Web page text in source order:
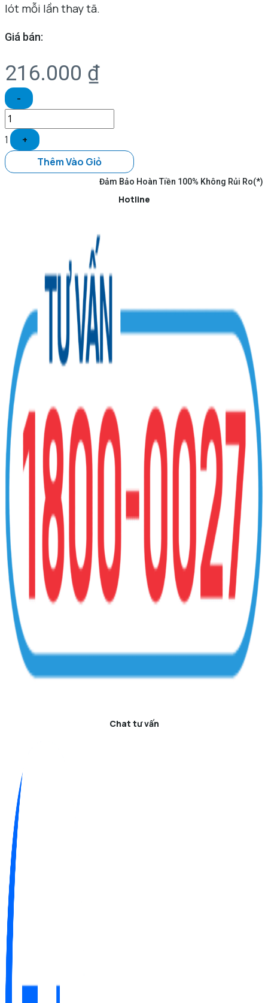
lót mỗi lần thay tã.
Giá bán:
216.000 ₫
-
1
+
Thêm Vào Giỏ
Đảm Bảo Hoàn Tiền 100% Không Rủi Ro(*)
Hotline
Chat tư vấn